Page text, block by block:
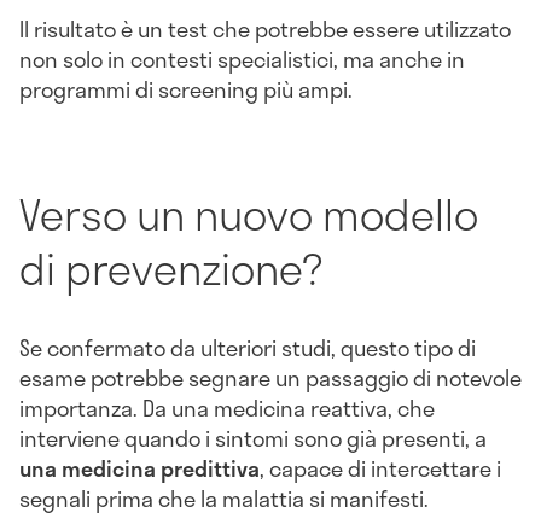
Il risultato è un test che potrebbe essere utilizzato
non solo in contesti specialistici, ma anche in
programmi di screening più ampi.
Verso un nuovo modello
di prevenzione?
Se confermato da ulteriori studi, questo tipo di
esame potrebbe segnare un passaggio di notevole
importanza. Da una medicina reattiva, che
interviene quando i sintomi sono già presenti, a
una medicina predittiva, capace di intercettare i
segnali prima che la malattia si manifesti.